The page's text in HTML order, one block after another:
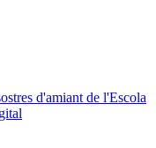
d'amiant de l'Escola